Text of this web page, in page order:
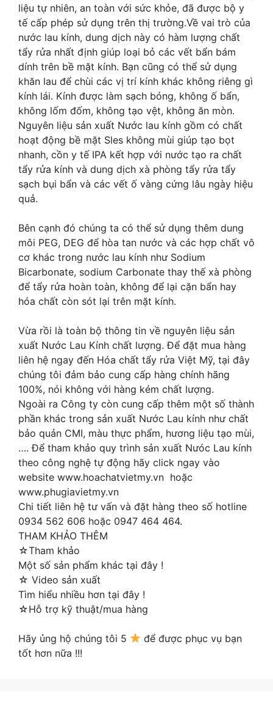
liệu tự nhiên, an toàn với sức khỏe, đã được bộ y
tế cấp phép sử dụng trên thị trường.Về vai trò của
nước lau kính, dung dịch này có hàm lượng chất
tẩy rửa nhất định giúp loại bỏ các vết bẩn bám
dính trên bề mặt kính. Bạn cũng có thể sử dụng
khăn lau để chùi các vị trí kính khác không riêng gì
kính lái. Kính được làm sạch bóng, không ố bẩn,
không lốm đốm, không tạo vệt, không ăn mòn.
Nguyên liệu sản xuất Nước lau kính gồm có chất
hoạt động bề mặt Sles không mùi giúp tạo bọt
nhanh, cồn y tế IPA kết hợp với nước tạo ra chất
tẩy rửa kính và dung dịch xà phòng tẩy rửa tẩy
sạch bụi bẩn và các vết ố vàng cứng lâu ngày hiệu
quả.
Bên cạnh đó chúng ta có thể sử dụng thêm dung
môi PEG, DEG để hòa tan nước và các hợp chất vô
cơ khác trong nước lau kính như Sodium
Bicarbonate, sodium Carbonate thay thế xà phòng
để tẩy rửa hoàn toàn, không để lại cặn bẩn hay
hóa chất còn sót lại trên mặt kính.
Vừa rồi là toàn bộ thông tin về nguyên liệu sản
xuất Nước Lau Kính chất lượng. Để đặt mua hàng
liên hệ ngay đến Hóa chất tẩy rửa Việt Mỹ, tại đây
chúng tôi đảm bảo cung cấp hàng chính hãng
100%, nói không với hàng kém chất lượng.
Ngoài ra Công ty còn cung cấp thêm một số thành
phần khác trong sản xuất Nước Lau kính như chất
bảo quản CMI, màu thực phẩm, hương liệu tạo mùi,
…. Để tham khảo quy trình sản xuất Nưóc Lau kính
theo công nghệ tự động hãy click ngay vào
website www.hoachatvietmy.vn hoặc
www.phugiavietmy.vn
Chi tiết liên hệ tư vấn và đặt hàng theo số hotline
0934 562 606 hoặc 0947 464 464.
THAM KHẢO THÊM
☆Tham khảo
Một số sản phẩm khác tại đây !
☆ Video sản xuất
Tìm hiểu nhiều hơn tại đây !
☆Hỗ trợ kỹ thuật/mua hàng
Hãy ủng hộ chúng tôi 5
để được phục vụ bạn
tốt hơn nữa !!!